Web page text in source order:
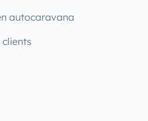
autocaravana